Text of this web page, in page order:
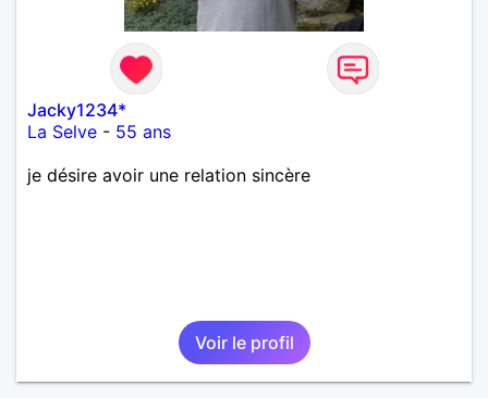
Jacky1234*
La Selve - 55 ans
je désire avoir une relation sincère
Voir le profil